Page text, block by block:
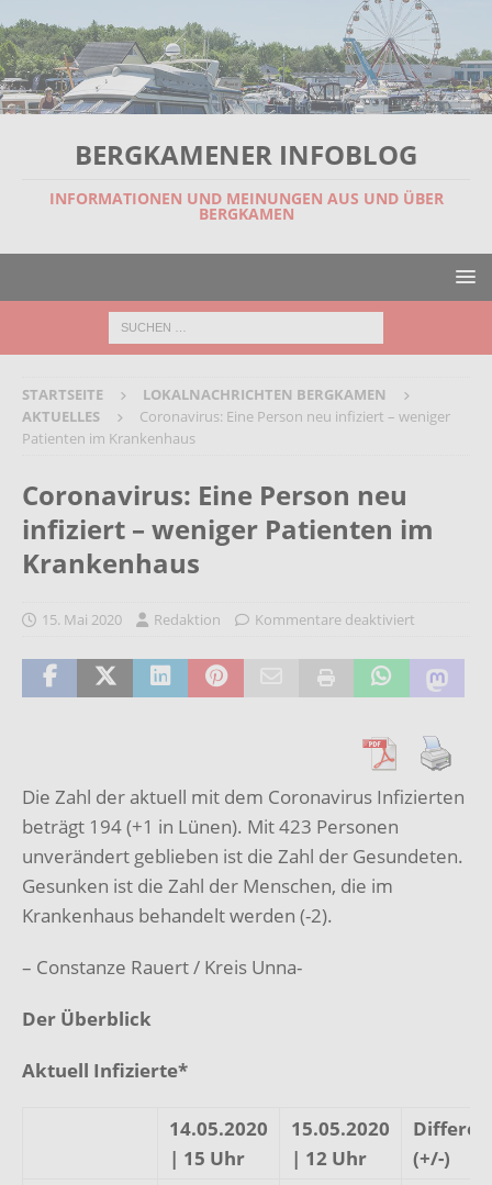
BERGKAMENER INFOBLOG
INFORMATIONEN UND MEINUNGEN AUS UND ÜBER
BERGKAMEN
STARTSEITE
LOKALNACHRICHTEN BERGKAMEN
AKTUELLES
Coronavirus: Eine Person neu infiziert – weniger
Patienten im Krankenhaus
Coronavirus: Eine Person neu
infiziert – weniger Patienten im
Krankenhaus
15. Mai 2020 Redaktion Kommentare deaktiviert
Die Zahl der aktuell mit dem Coronavirus Infizierten
beträgt 194 (+1 in Lünen). Mit 423 Personen
unverändert geblieben ist die Zahl der Gesundeten.
Gesunken ist die Zahl der Menschen, die im
Krankenhaus behandelt werden (-2).
– Constanze Rauert / Kreis Unna-
Der Überblick
Aktuell Infizierte*
14.05.2020
| 15 Uhr
15.05.2020
| 12 Uhr
(+/-)